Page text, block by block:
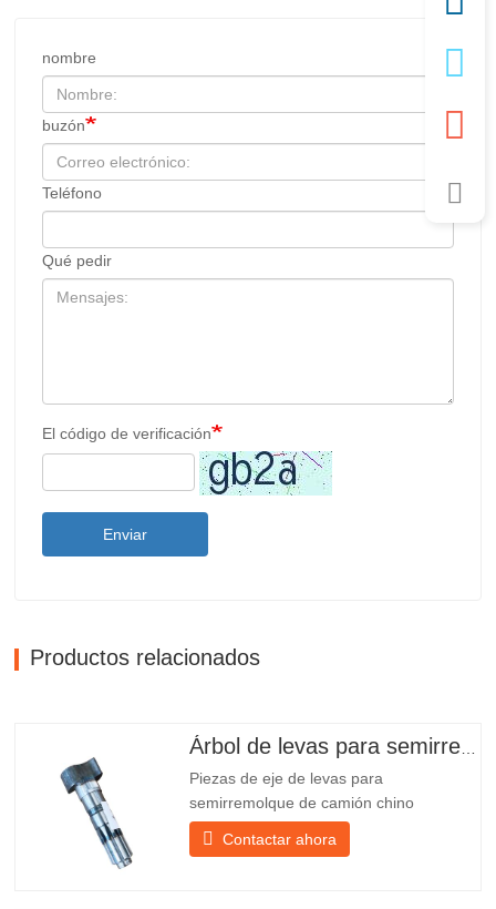
nombre
buzón
Teléfono
Qué pedir
El código de verificación
Enviar
Productos relacionados
Piezas de eje de levas para
semirremolque de camión chino
PO218971, muy vendidas Presupuesto
Producto Repuestos para remolques
Contactar ahora